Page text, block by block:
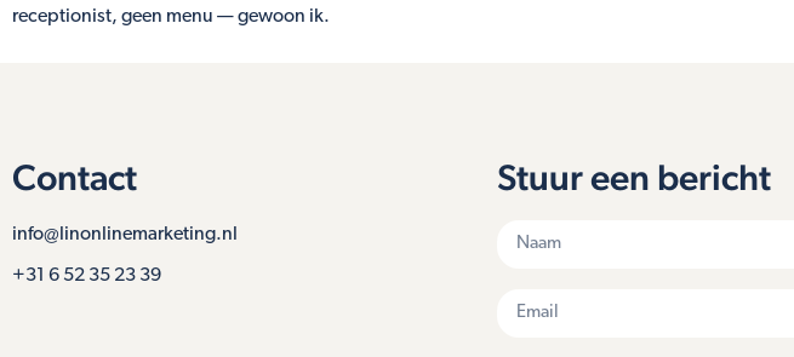
receptionist, geen menu — gewoon ik.
Contact
info@linonlinemarketing.nl
+31 6 52 35 23 39
Stuur een bericht